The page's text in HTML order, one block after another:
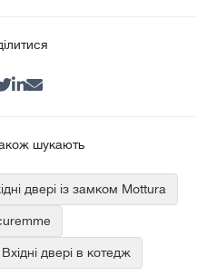
шукають
двері із замком Mottura
Вхідні двері в котедж